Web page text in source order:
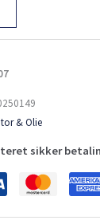
& Olie
sikker